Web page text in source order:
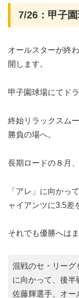
7/26：甲子
オールスターが終
開します。
甲子園球場にてド
終始リラックスム
勝負の場へ。
長期ロードの８月
「アレ」に向かっ
ャイアンツに3.5差
それでも優勝へは
混戦のセ・リーグ
に向かって、後半
佐藤輝選手、オー